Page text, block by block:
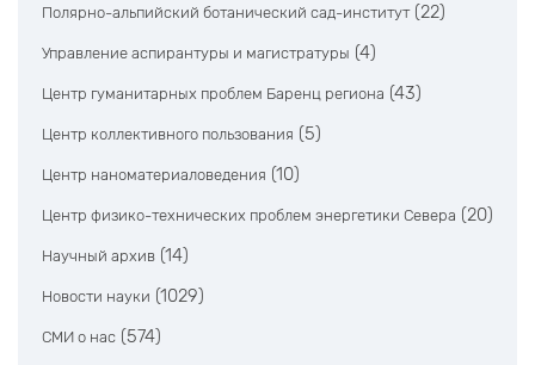
Полярно-альпийский ботанический сад-институт (22)
Управление аспирантуры и магистратуры (4)
Центр гуманитарных проблем Баренц региона (43)
Центр коллективного пользования (5)
Центр наноматериаловедения (10)
Центр физико-технических проблем энергетики Севера (20)
Научный архив (14)
Новости науки (1029)
СМИ о нас (574)